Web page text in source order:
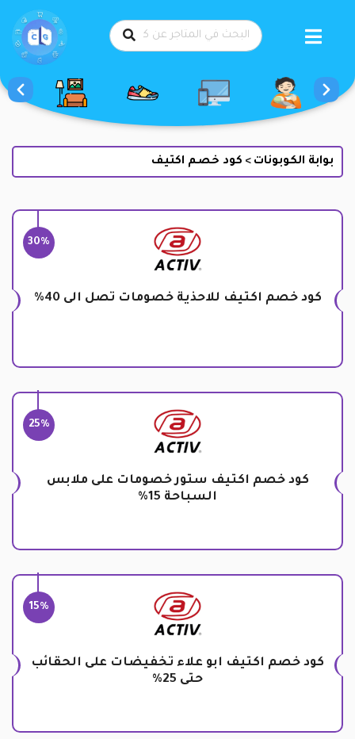
بوابة الكوبونات > كود خصم اكتيف
30%
كود خصم اكتيف للاحذية خصومات تصل الى 40%
25%
كود خصم اكتيف ستور خصومات على ملابس
السباحة 15%
15%
كود خصم اكتيف ابو علاء تخفيضات على الحقائب
حتى 25%